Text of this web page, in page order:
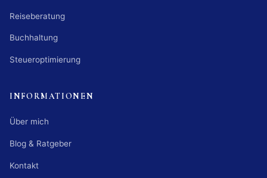
Reiseberatung
Buchhaltung
Steueroptimierung
INFORMATIONEN
Über mich
Blog & Ratgeber
Kontakt